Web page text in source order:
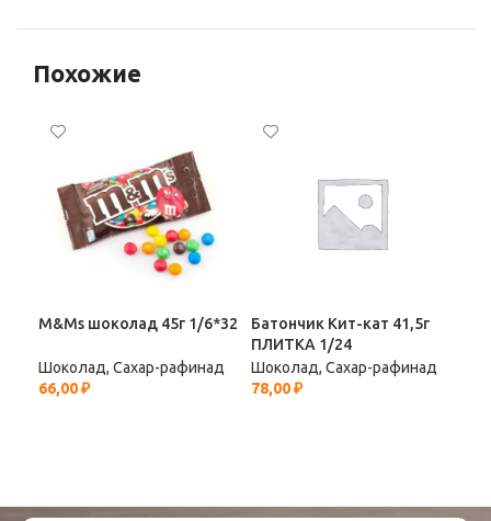
Похожие
M&Ms шоколад 45г 1/6*32
Шоколад, Сахар-рафинад
66,00₽
Батончик Кит-кат 41,5г
ПЛИТКА 1/24
Шоколад, Сахар-рафинад
78,00₽